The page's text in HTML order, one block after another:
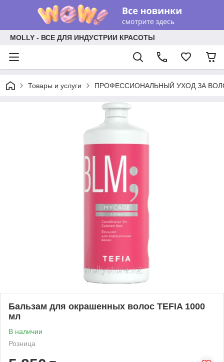
MOLLY - ВСЕ ДЛЯ ИНДУСТРИИ КРАСОТЫ
Товары и услуги ПРОФЕССИОНАЛЬНЫЙ УХОД ЗА
Бальзам для окрашенных волос TEFIA 1000
мл
В наличии
Розница